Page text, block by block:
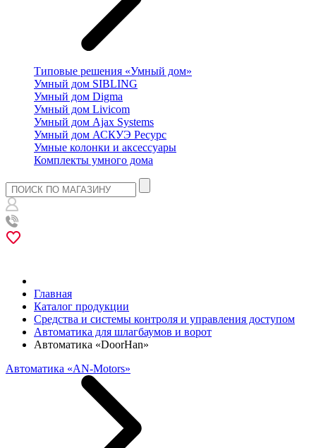
Типовые решения «Умный дом»
Умный дом SIBLING
Умный дом Digma
Умный дом Livicom
Умный дом Ajax Systems
Умный дом АСКУЭ Ресурс
Умные колонки и аксессуары
Комплекты умного дома
Главная
Каталог продукции
Средства и системы контроля и управления доступом
Автоматика для шлагбаумов и ворот
Автоматика «DoorHan»
Автоматика «AN-Motors»